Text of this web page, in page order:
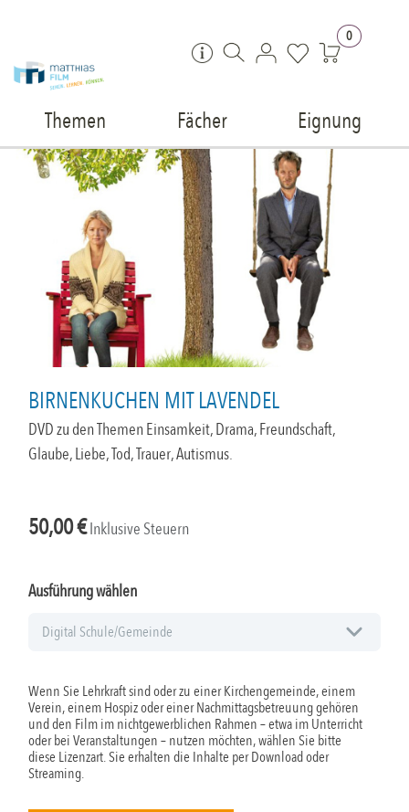
0
Themen Fächer Eignung
BIRNENKUCHEN MIT LAVENDEL
DVD zu den Themen Einsamkeit, Drama, Freundschaft,
Glaube, Liebe, Tod, Trauer, Autismus.
50,00€Inklusive Steuern
Ausführung wählen
Wenn Sie Lehrkraft sind oder zu einer Kirchengemeinde, einem
Verein, einem Hospiz oder einer Nachmittagsbetreuung gehören
und den Film im nichtgewerblichen Rahmen – etwa im Unterricht
oder bei Veranstaltungen – nutzen möchten, wählen Sie bitte
diese Lizenzart. Sie erhalten die Inhalte per Download oder
Streaming.